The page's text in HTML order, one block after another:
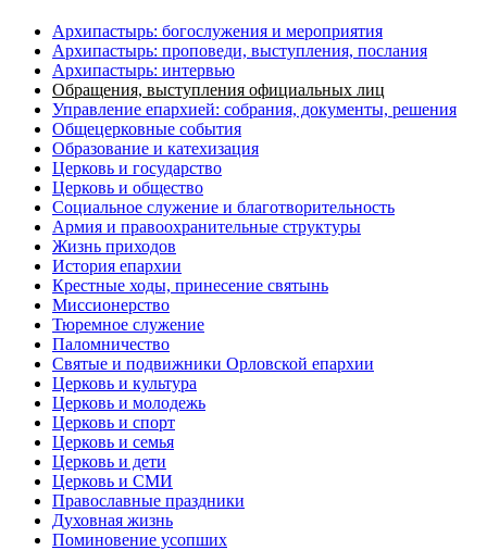
Архипастырь: богослужения и мероприятия
Архипастырь: проповеди, выступления, послания
Архипастырь: интервью
Обращения, выступления официальных лиц
Управление епархией: собрания, документы, решения
Общецерковные события
Образование и катехизация
Церковь и государство
Церковь и общество
Социальное служение и благотворительность
Армия и правоохранительные структуры
Жизнь приходов
История епархии
Крестные ходы, принесение святынь
Миссионерство
Тюремное служение
Паломничество
Святые и подвижники Орловской епархии
Церковь и культура
Церковь и молодежь
Церковь и спорт
Церковь и семья
Церковь и дети
Церковь и СМИ
Православные праздники
Духовная жизнь
Поминовение усопших